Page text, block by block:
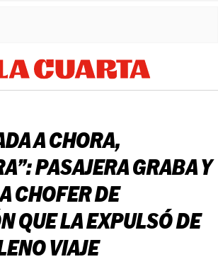
A CHORA,
PASAJERA GRABA Y
CHOFER DE
QUE LA EXPULSÓ DE
VIAJE